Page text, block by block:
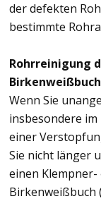
der defekten
bestimmte
Rohrreinigung
Wenn Sie
insbesondere
einer
Sie nicht länger
einen
Birkenweißbuch